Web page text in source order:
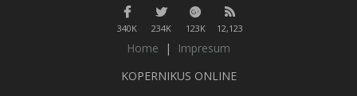
340K 234K 123K 12,123
Home |
Impresum
KOPERNIKUS ONLINE